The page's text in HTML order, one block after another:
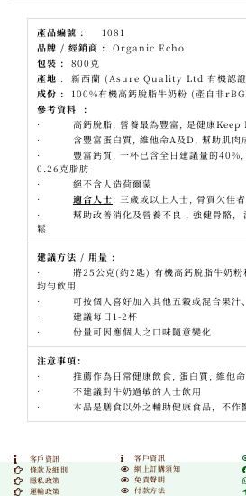
產品編號 : 1081
品牌 / 經銷商 : Organic Echo
包裝 : 800克
產地 : 新西蘭 (Asure Quality Ltd 有機認
成份 : 100%有機高鈣脫脂牛奶粉 (產自非
參考資料 :
· 高鈣脫脂, 營養最為豐富, 是健康Keep
· 含豐富蛋白質, 維他命A及D, 幫助肌肉
· 豐富鈣質, 一杯已含全日建議量的40%,
0.26克脂肪
· 絕不含人造荷爾蒙
· 適合人士: 三歲或以上人士, 骨質欠佳
· 幫助改善消化及營養不良 , 強健骨骼, 減
鬆
建議方法 / 用量 :
· 將25公克(約2匙) 有機高鈣脫脂牛奶粉
均勻飲用
· 可按個人喜好加入其他五穀或混合果汁
· 建議每日1-2杯
· 份量可因應個人之口味隨意變化
注意事項：
· 推薦作為日常健康飲食, 蛋白質, 維他命
· 不建議對牛奶過敏的人士飲用
· 本品是膳食以外之輔助健康食品，不作
客戶資訊
條款及細則
隱私政策
運輸政策
客戶資訊
網上訂購須知
免責聲明
付款方法